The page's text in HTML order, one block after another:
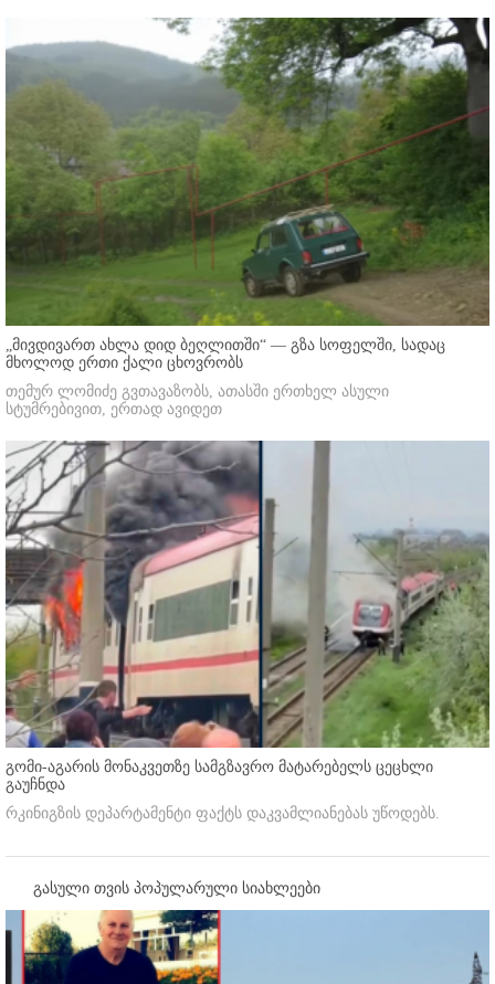
„მივდივართ ახლა დიდ ბეღლითში“ — გზა სოფელში, სადაც
მხოლოდ ერთი ქალი ცხოვრობს
თემურ ლომიძე გვთავაზობს, ათასში ერთხელ ასული
სტუმრებივით, ერთად ავიდეთ
გომი-აგარის მონაკვეთზე სამგზავრო მატარებელს ცეცხლი
გაუჩნდა
რკინიგზის დეპარტამენტი ფაქტს დაკვამლიანებას უწოდებს.
გასული თვის პოპულარული სიახლეები